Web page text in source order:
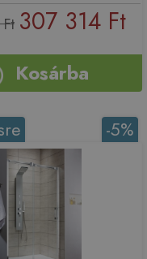
307 314 Ft
Kosárba
-5%